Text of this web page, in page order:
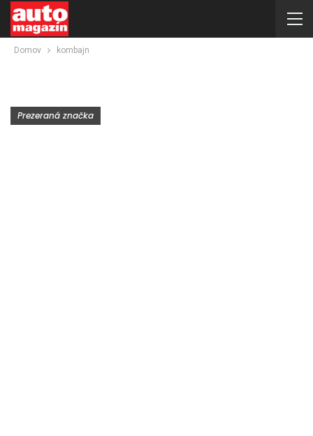
Domov kombajn
Prezeraná značka